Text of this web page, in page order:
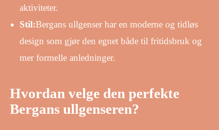
aktiviteter.
Stil:Bergans ullgenser har en moderne og tidløs
design som gjør den egnet både til fritidsbruk og
mer formelle anledninger.
Hvordan velge den perfekte
Bergans ullgenseren?